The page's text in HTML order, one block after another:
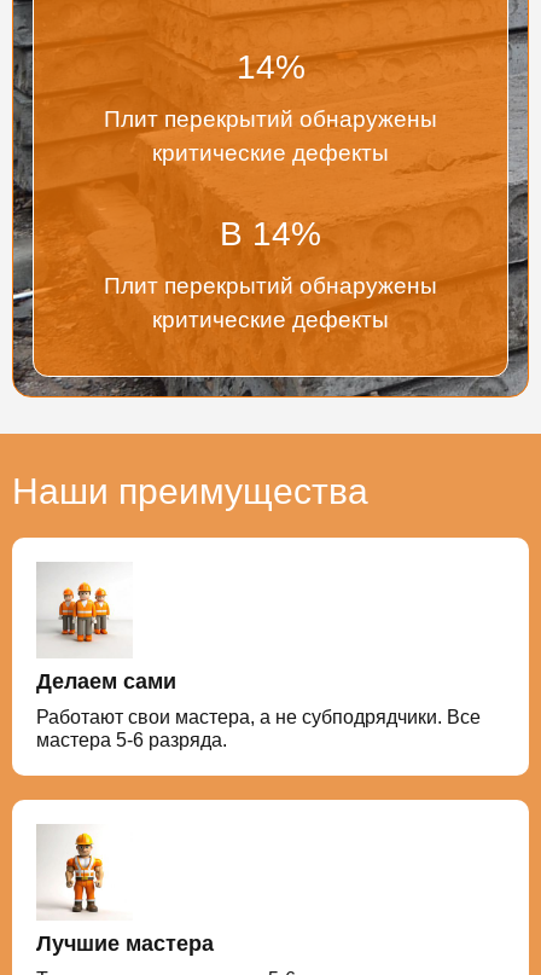
14%
Плит перекрытий обнаружены
критические дефекты
В 14%
Плит перекрытий обнаружены
критические дефекты
Наши преимущества
Делаем сами
Работают свои мастера, а не субподрядчики. Все
мастера 5-6 разряда.
Лучшие мастера